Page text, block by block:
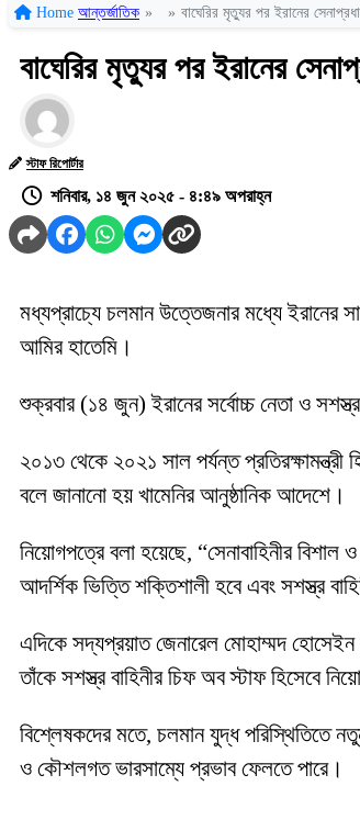
Home আন্তর্জাতিক » » বাঘেরির মৃত্যুর পর ইরানের
বাঘেরির মৃত্যুর পর ইরানের
স্টাফ রিপোর্টার
শনিবার, ১৪ জুন ২০২৫ - ৪:৪৯ অপরাহ্ন
মধ্যপ্রাচ্যে চলমান উত্তেজনার মধ্যে ইরানের
আমির হাতেমি।
শুক্রবার (১৪ জুন) ইরানের সর্বোচ্চ নেতা ও
২০১৩ থেকে ২০২১ সাল পর্যন্ত প্রতিরক্ষামন্ত্রী
বলে জানানো হয় খামেনির আনুষ্ঠানিক আদেশে।
নিয়োগপত্রে বলা হয়েছে, “সেনাবাহিনীর
আদর্শিক ভিত্তি শক্তিশালী হবে এবং সশস্ত্র
এদিকে সদ্যপ্রয়াত জেনারেল মোহাম্মদ হোসেইন
তাঁকে সশস্ত্র বাহিনীর চিফ অব স্টাফ হিসেবে
বিশ্লেষকদের মতে, চলমান যুদ্ধ পরিস্থিতিতে
ও কৌশলগত ভারসাম্যে প্রভাব ফেলতে পারে।